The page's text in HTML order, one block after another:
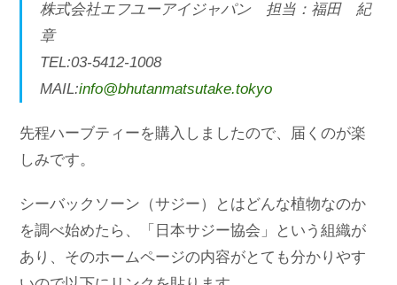
株式会社エフユーアイジャパン 担当：福田 紀
章
TEL:03-5412-1008
MAIL:info@bhutanmatsutake.tokyo
先程ハーブティーを購入しましたので、届くのが楽
しみです。
シーバックソーン（サジー）とはどんな植物なのか
を調べ始めたら、「日本サジー協会」という組織が
あり、そのホームページの内容がとても分かりやす